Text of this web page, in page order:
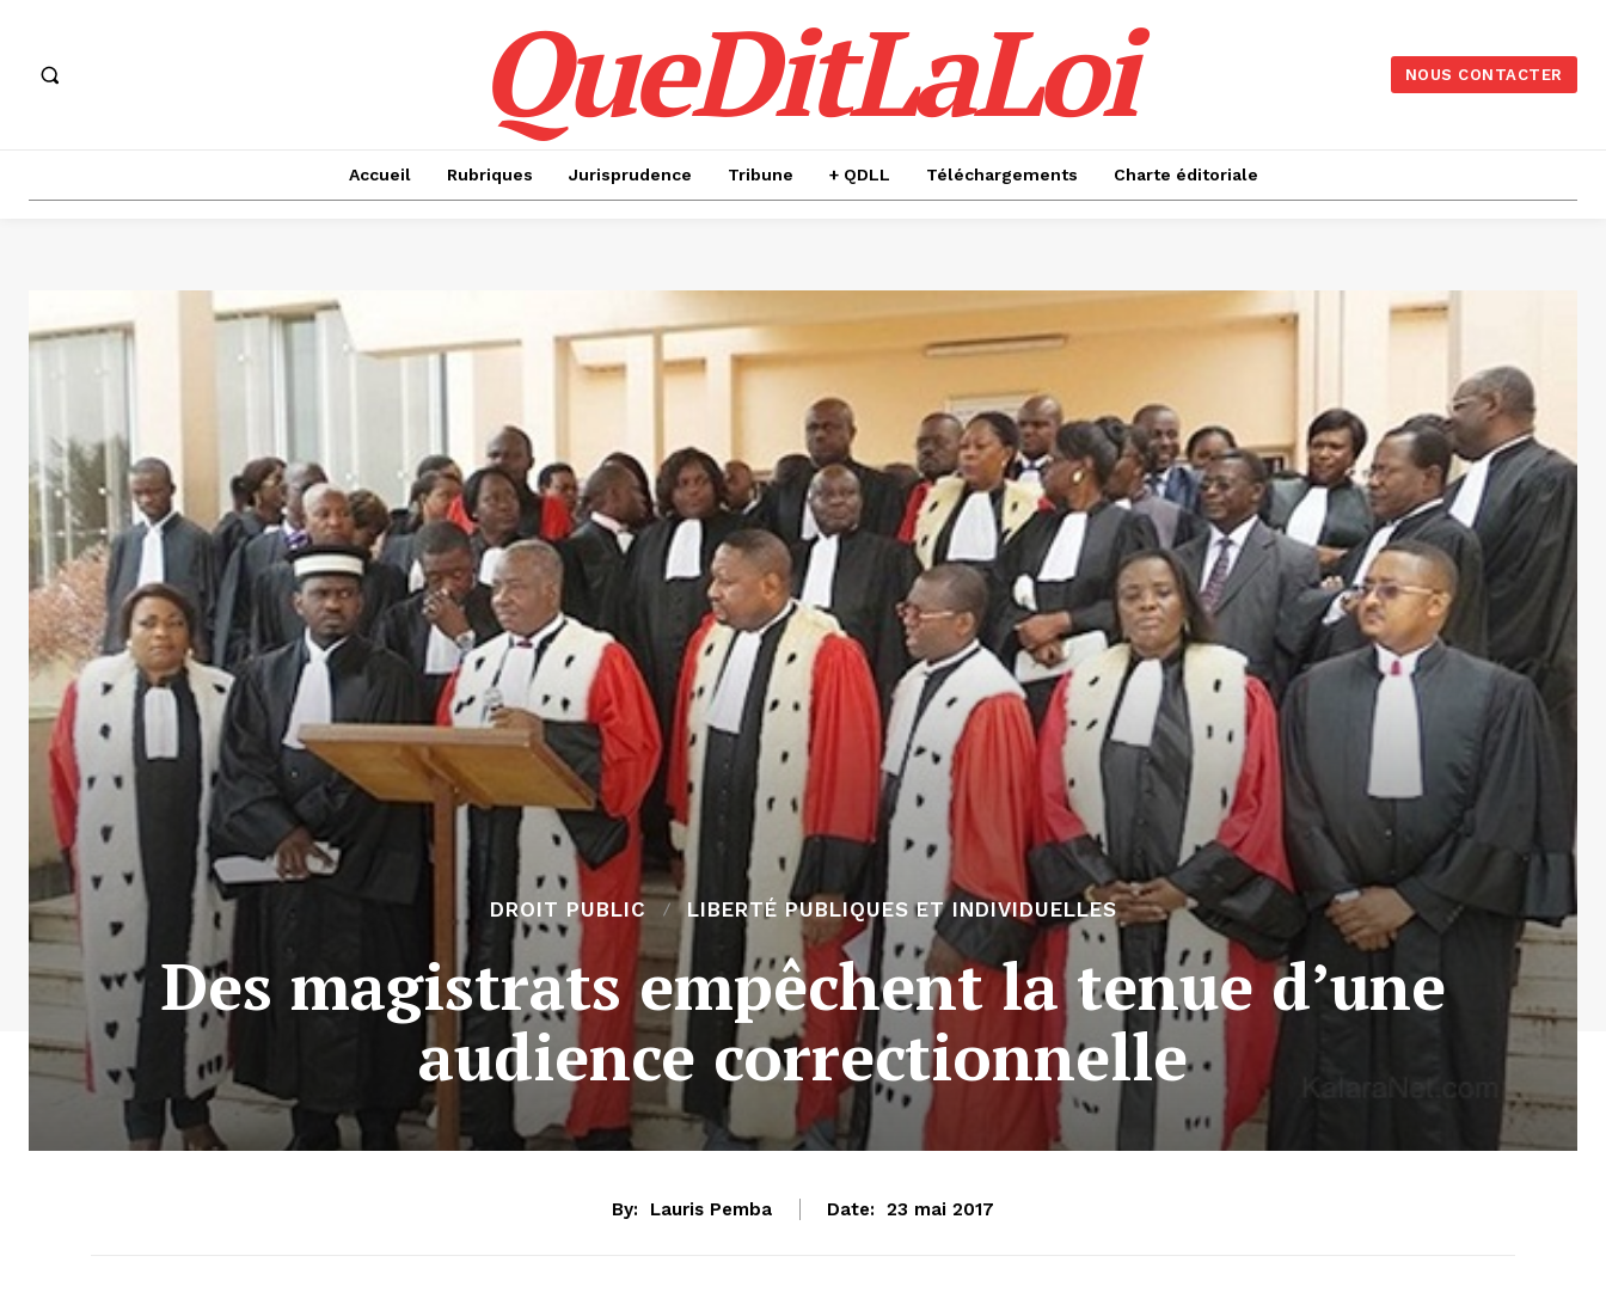
QueDitLaLoi NOUS CONTACTER
Accueil Rubriques Jurisprudence Tribune + QDLL Téléchargements Charte éditoriale
DROIT PUBLIC LIBERTÉ PUBLIQUES ET INDIVIDUELLES
Des magistrats empêchent la tenue d’une
audience correctionnelle
By: Lauris Pemba Date: 23 mai 2017